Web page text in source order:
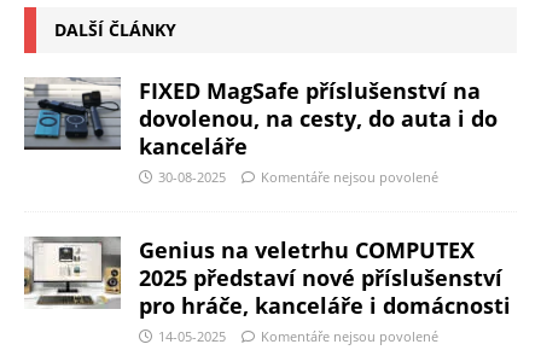
DALŠÍ ČLÁNKY
FIXED MagSafe příslušenství na
dovolenou, na cesty, do auta i do
kanceláře
30-08-2025 Komentáře nejsou povolené
Genius na veletrhu COMPUTEX
2025 představí nové příslušenství
pro hráče, kanceláře i domácnosti
14-05-2025 Komentáře nejsou povolené